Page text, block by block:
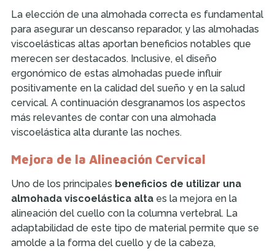
La elección de una almohada correcta es fundamental
para asegurar un descanso reparador, y las almohadas
viscoelásticas altas aportan beneficios notables que
merecen ser destacados. Inclusive, el diseño
ergonómico de estas almohadas puede influir
positivamente en la calidad del sueño y en la salud
cervical. A continuación desgranamos los aspectos
más relevantes de contar con una almohada
viscoelástica alta durante las noches.
Mejora de la Alineación Cervical
Uno de los principales beneficios de utilizar una
almohada viscoelástica alta es la mejora en la
alineación del cuello con la columna vertebral. La
adaptabilidad de este tipo de material permite que se
amolde a la forma del cuello y de la cabeza,